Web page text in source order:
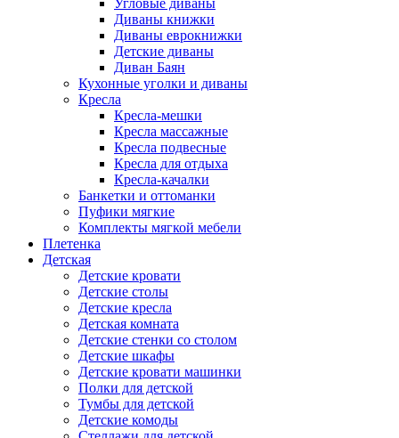
Угловые диваны
Диваны книжки
Диваны еврокнижки
Детские диваны
Диван Баян
Кухонные уголки и диваны
Кресла
Кресла-мешки
Кресла массажные
Кресла подвесные
Кресла для отдыха
Кресла-качалки
Банкетки и оттоманки
Пуфики мягкие
Комплекты мягкой мебели
Плетенка
Детская
Детские кровати
Детские столы
Детские кресла
Детская комната
Детские стенки со столом
Детские шкафы
Детские кровати машинки
Полки для детской
Тумбы для детской
Детские комоды